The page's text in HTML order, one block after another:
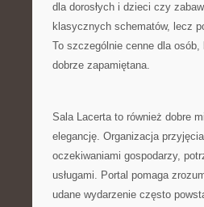
dla dorosłych i dzieci czy
klasycznych schematów, lecz
To szczególnie cenne dla
dobrze zapamiętana.
Sala Lacerta to również dobre
elegancję. Organizacja
oczekiwaniami gospodarzy,
usługami. Portal pomaga
udane wydarzenie często